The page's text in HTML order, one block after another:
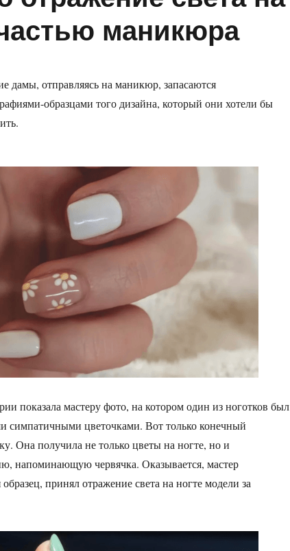
маникюра
дамы, отправляясь на маникюр, запасаются
образцами того дизайна, который они хотели бы
показала мастеру фото, на котором один из ноготков был
симпатичными цветочками. Вот только конечный
Она получила не только цветы на ногте, но и
напоминающую червячка. Оказывается, мастер
принял отражение света на ногте модели за